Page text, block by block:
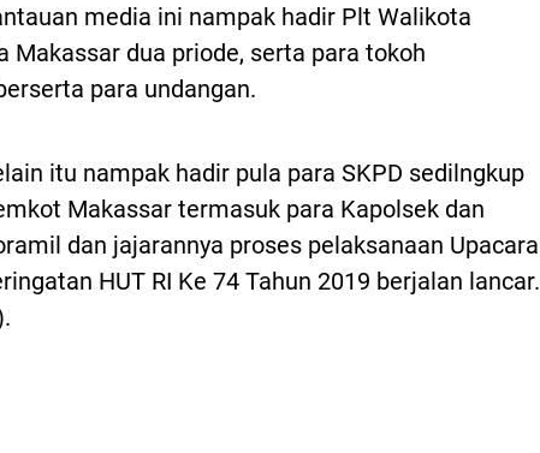
media ini nampak hadir Plt Walikota
Makassar dua priode, serta para tokoh
para undangan.
itu nampak hadir pula para SKPD sedilngkup
Makassar termasuk para Kapolsek dan
dan jajarannya proses pelaksanaan Upacara
HUT RI Ke 74 Tahun 2019 berjalan lancar.